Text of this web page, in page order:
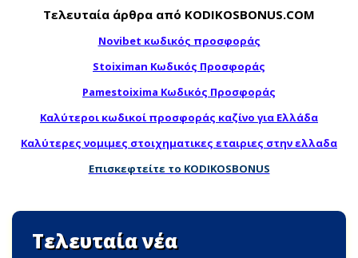
Τελευταία άρθρα από KODIKOSBONUS.COM
Novibet κωδικός προσφοράς
Stoiximan Κωδικός Προσφοράς
Pamestoixima Κωδικός Προσφοράς
Καλύτεροι κωδικοί προσφοράς καζίνο για Ελλάδα
Καλύτερες νομιμες στοιχηματικες εταιριες στην ελλαδα
Επισκεφτείτε το KODIKOSBONUS
Τελευταία νέα